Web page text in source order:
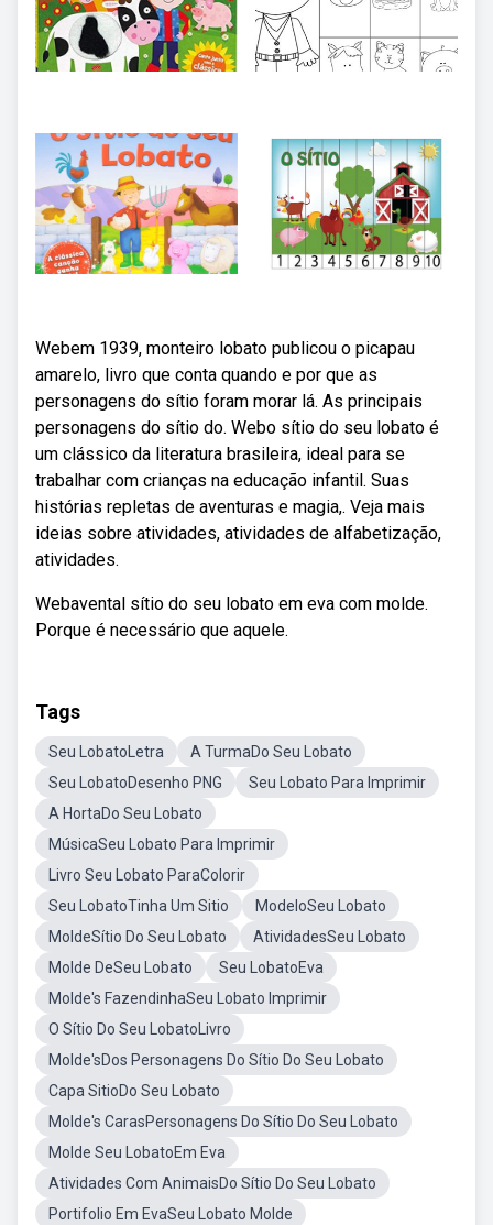
Webem 1939, monteiro lobato publicou o picapau
amarelo, livro que conta quando e por que as
personagens do sítio foram morar lá. As principais
personagens do sítio do. Webo sítio do seu lobato é
um clássico da literatura brasileira, ideal para se
trabalhar com crianças na educação infantil. Suas
histórias repletas de aventuras e magia,. Veja mais
ideias sobre atividades, atividades de alfabetização,
atividades.
Webavental sítio do seu lobato em eva com molde.
Porque é necessário que aquele.
Tags
Seu LobatoLetra
A TurmaDo Seu Lobato
Seu LobatoDesenho PNG
Seu Lobato Para Imprimir
A HortaDo Seu Lobato
MúsicaSeu Lobato Para Imprimir
Livro Seu Lobato ParaColorir
Seu LobatoTinha Um Sitio
ModeloSeu Lobato
MoldeSítio Do Seu Lobato
AtividadesSeu Lobato
Molde DeSeu Lobato
Seu LobatoEva
Molde's FazendinhaSeu Lobato Imprimir
O Sítio Do Seu LobatoLivro
Molde'sDos Personagens Do Sítio Do Seu Lobato
Capa SitioDo Seu Lobato
Molde's CarasPersonagens Do Sítio Do Seu Lobato
Molde Seu LobatoEm Eva
Atividades Com AnimaisDo Sítio Do Seu Lobato
Portifolio Em EvaSeu Lobato Molde